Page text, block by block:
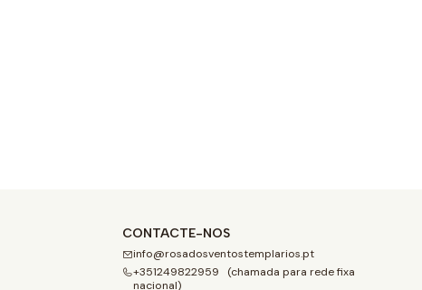
CONTACTE-NOS
info@rosadosventostemplarios.pt
+351249822959 (chamada para rede fixa
nacional)